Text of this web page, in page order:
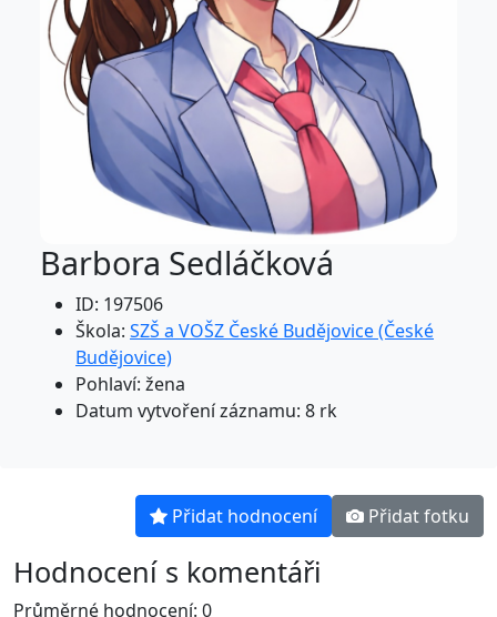
Barbora Sedláčková
ID: 197506
Škola: SZŠ a VOŠZ České Budějovice (České
Budějovice)
Pohlaví: žena
Datum vytvoření záznamu: 8 rk
Přidat hodnocení Přidat fotku
Hodnocení s komentáři
Průměrné hodnocení: 0